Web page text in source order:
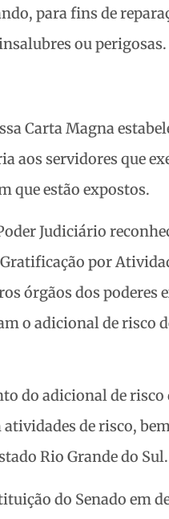
para fins de
ou perigosas.
Carta Magna
aos servidores que
que estão expostos.
Judiciário
por
órgãos dos poderes
o adicional de risco
do adicional de risco
de risco,
Rio Grande do Sul.
do Senado em